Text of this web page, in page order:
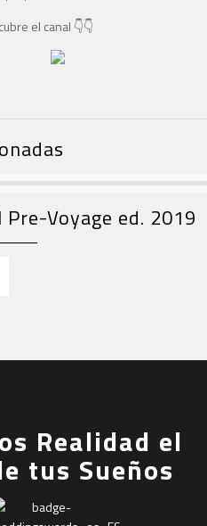
el canal 👇👇
Voyage ed. 2019
Realidad el
tus Sueños